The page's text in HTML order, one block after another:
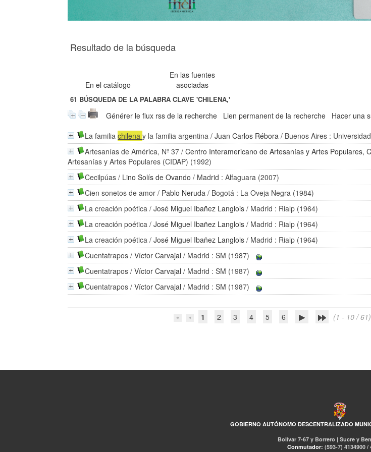
Resultado de la búsqueda
En el catálogo
En las fuentes
asociadas
61 BÚSQUEDA DE LA PALABRA CLAVE'CHILENA,'
Générer le flux rss de la recherche Lien permanent de la recherche
Hacer una
La familiachilenay la familia argentina /Juan Carlos Rébora / Buenos Aires :
Artesanías de América, Nº 37 /Centro Interamericano de Artesanías y Artes Populares,
Artesanías y Artes Populares (CIDAP) (1992)
Cecilpúas / Lino Solís de Ovando / Madrid : Alfaguara (2007)
Cien sonetos de amor / Pablo Neruda / Bogotá : La Oveja Negra (1984)
La creación poética /José Miguel Ibañez Langlois / Madrid : Rialp (1964)
La creación poética /José Miguel Ibañez Langlois / Madrid : Rialp (1964)
La creación poética /José Miguel Ibañez Langlois / Madrid : Rialp (1964)
Cuentatrapos /Víctor Carvajal / Madrid : SM (1987)
Cuentatrapos /Víctor Carvajal / Madrid : SM (1987)
Cuentatrapos /Víctor Carvajal / Madrid : SM (1987)
1 2 3 4 5 6 (1 - 10 / 61)
GOBIERNO AUTÓNOMO DESCENTRALIZADO
Bolívar 7-67 y Borrero | Sucre y
Conmutador: (593-7) 4134900 /